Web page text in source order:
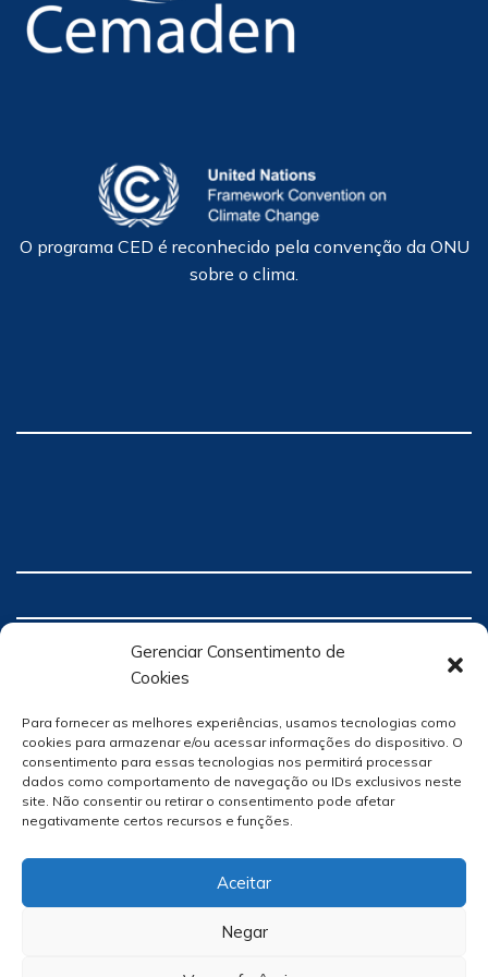
Gerenciar Consentimento de
Cookies
Para fornecer as melhores experiências, usamos tecnologias como
cookies para armazenar e/ou acessar informações do dispositivo. O
consentimento para essas tecnologias nos permitirá processar
dados como comportamento de navegação ou IDs exclusivos neste
site. Não consentir ou retirar o consentimento pode afetar
negativamente certos recursos e funções.
Aceitar
Negar
O programa CED é reconhecido pela convenção da ONU
sobre o clima.